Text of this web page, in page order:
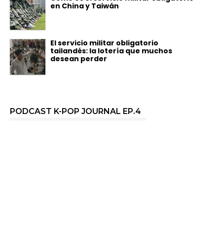
en China y Taiwán
El servicio militar obligatorio
tailandés: la lotería que muchos
desean perder
PODCAST K-POP JOURNAL EP.4